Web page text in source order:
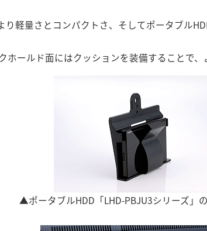
り軽量さとコンパクトさ、そしてポータブル
ホールド面にはクッションを装備することで、
▲ポータブルHDD「LHD-PBJU3シリーズ」